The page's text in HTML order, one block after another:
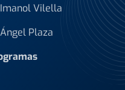
Vilella
Plaza